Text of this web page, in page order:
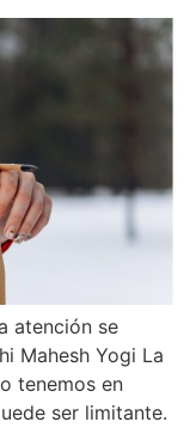
atención se
Mahesh Yogi La
tenemos en
ser limitante.